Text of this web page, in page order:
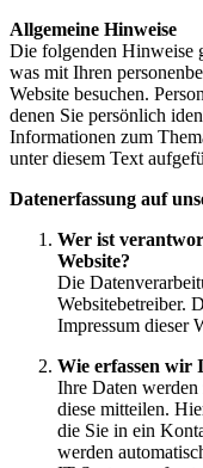
Allgemeine Hinweise
Die folgenden Hinweise
was mit Ihren
Website besuchen.
denen Sie persönlich
Informationen zum
unter diesem Text
Datenerfassung auf
Wer ist
Website?
Die
Websitebetreiber.
Impressum dieser
Wie erfassen wir
Ihre Daten werden
diese mitteilen.
die Sie in ein
werden